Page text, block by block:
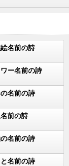
名前の詩
ー名前の詩
名前の詩
前の詩
名前の詩
名前の詩